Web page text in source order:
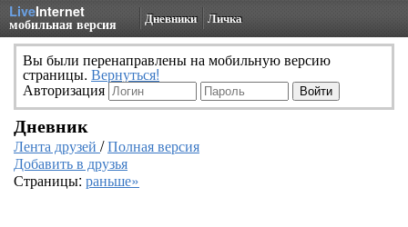
LiveInternet
мобильная версия Дневники Личка
Вы были перенаправлены на мобильную версию
страницы. Вернуться!
Авторизация
Дневник
Лента друзей /Полная версия
Добавить в друзья
Страницы: раньше»